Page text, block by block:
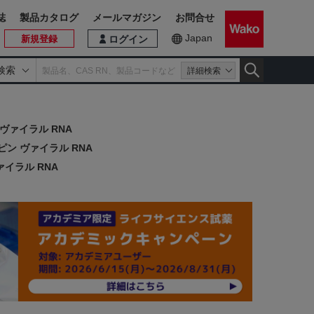
索 詳細検索
ログイン
新規登録 Japan
製品カタログ メールマガジン お問合せ
ァイラル RNA
ン ヴァイラル RNA
イラル RNA